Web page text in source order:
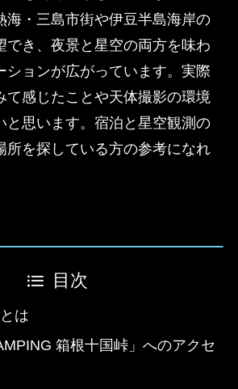
海・三島市街や伊豆半島海岸の
でき、夜景と星空の両方を味わ
ションが広がっています。実際
て感じたことや天体撮影の環境
と思います。宿泊と星空観測の
所を探している方の参考になれ
目次
は
箱根十国峠」へのアクセ